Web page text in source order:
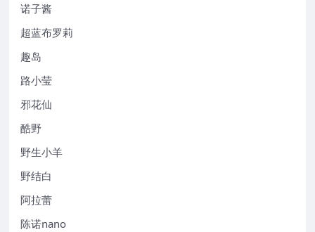
诺子酱
超蓝布罗莉
趣岛
路小莹
邪花仙
酷野
野生小羊
野结白
阿拉蕾
陈诺nano